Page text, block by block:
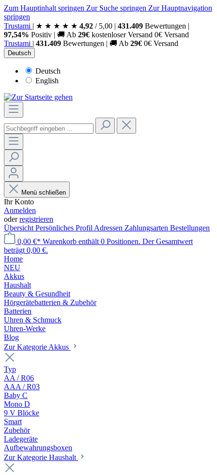
Zum Hauptinhalt springen Zur Suche springen Zur Hauptnavigation
springen
Trustami | ★ ★ ★ ★ ★ 4,92 / 5,00 | 431.409 Bewertungen |
97,54% Positiv | 🚚 Ab 29€ kostenloser Versand 0€ Versand
Trustami | 431.409 Bewertungen | 🚚 Ab 29€ 0€ Versand
Deutsch
Deutsch
English
Menü schließen
Ihr Konto
Anmelden
oderregistrieren
Übersicht Persönliches Profil Adressen Zahlungsarten Bestellungen
0,00 €* Warenkorb enthält 0 Positionen. Der Gesamtwert
beträgt 0,00 €.
Home
NEU
Akkus
Haushalt
Beauty & Gesundheit
Hörgerätebatterien & Zubehör
Batterien
Uhren & Schmuck
Uhren-Werke
Blog
Zur Kategorie Akkus
Typ
AA / R06
AAA / R03
Baby C
Mono D
9 V Blöcke
Smart
Zubehör
Ladegeräte
Aufbewahrungsboxen
Zur Kategorie Haushalt